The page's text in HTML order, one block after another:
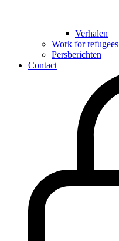
Verhalen
Work for refugees
Persberichten
Contact